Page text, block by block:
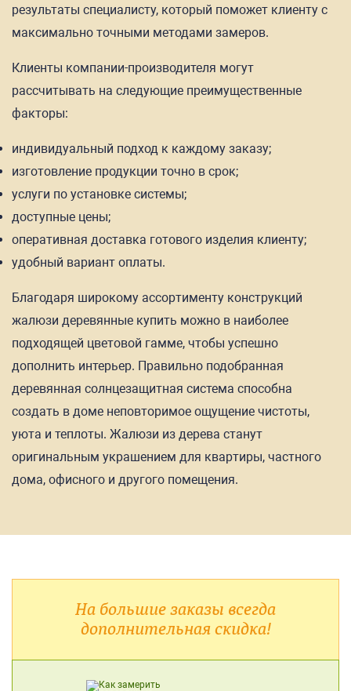
результаты специалисту, который поможет клиенту с
максимально точными методами замеров.
Клиенты компании-производителя могут
рассчитывать на следующие преимущественные
факторы:
индивидуальный подход к каждому заказу;
изготовление продукции точно в срок;
услуги по установке системы;
доступные цены;
оперативная доставка готового изделия клиенту;
удобный вариант оплаты.
Благодаря широкому ассортименту конструкций
жалюзи деревянные купить можно в наиболее
подходящей цветовой гамме, чтобы успешно
дополнить интерьер. Правильно подобранная
деревянная солнцезащитная система способна
создать в доме неповторимое ощущение чистоты,
уюта и теплоты. Жалюзи из дерева станут
оригинальным украшением для квартиры, частного
дома, офисного и другого помещения.
На большие заказы всегда
дополнительная скидка!